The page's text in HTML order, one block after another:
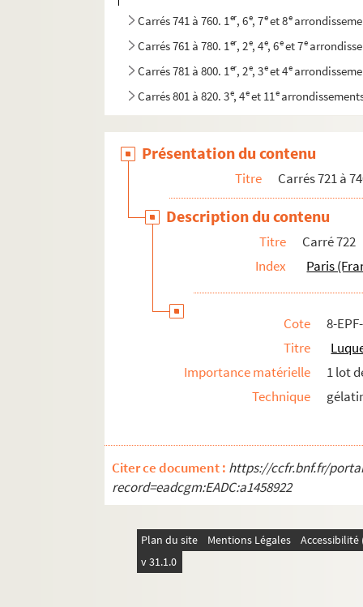
Carrés 741 à 760. 1er, 6e, 7eet 8e
Carrés 761 à 780. 1er, 2e, 4e, 6eet 7e
Carrés 781 à 800. 1er, 2e, 3eet 4e
Carrés 801 à 820. 3e, 4eet 11e
Carrés 841 à 860. 11
et 20
arrondissements
Carrés 861 à 880. 20 arrondissement
Carrés 881 à 887. 16 arrondissement, Bois
Carrés 888 à 902. 1earrondissement, Bois de
Présentation du contenu
Titre Carrés 721 à
Description du contenu
Titre
Carré 722
Index
Paris
Cote
8-
Titre
Importance matérielle
1 lot
Technique
Citer ce document : https://ccfr.bnf.fr/
record=eadcgm:EADC:a1458922
Plan du site Mentions Légales
v 31.1.0